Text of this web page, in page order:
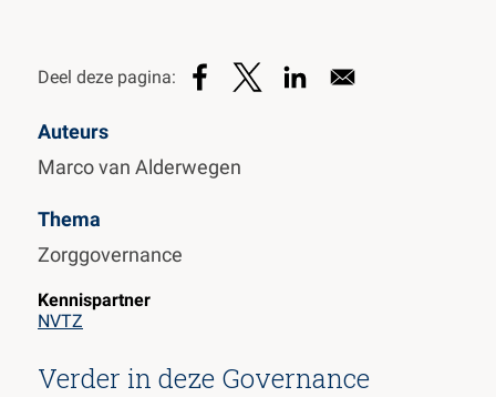
Auteurs
Marco van Alderwegen
Thema
Zorggovernance
Kennispartner
NVTZ
Verder in deze Governance